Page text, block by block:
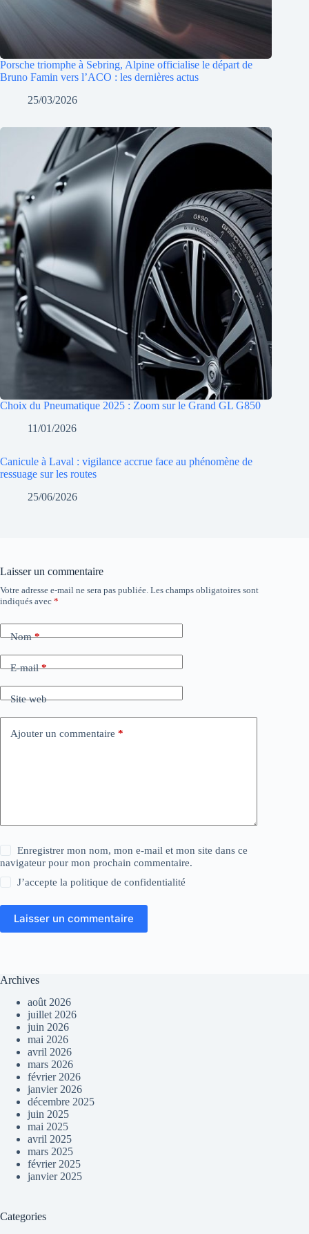
Porsche triomphe à Sebring, Alpine officialise le départ de
Bruno Famin vers l’ACO : les dernières actus
25/03/2026
Choix du Pneumatique 2025 : Zoom sur le Grand GL G850
11/01/2026
Canicule à Laval : vigilance accrue face au phénomène de
ressuage sur les routes
25/06/2026
Laisser un commentaire
Votre adresse e-mail ne sera pas publiée. Les champs obligatoires sont
indiqués avec *
Nom*
E-mail*
Site web
Ajouter un commentaire *
Enregistrer mon nom, mon e-mail et mon site dans ce
navigateur pour mon prochain commentaire.
J’accepte lapolitique de confidentialité
Laisser un commentaire
Archives
août 2026
juillet 2026
juin 2026
mai 2026
avril 2026
mars 2026
février 2026
janvier 2026
décembre 2025
juin 2025
mai 2025
avril 2025
mars 2025
février 2025
janvier 2025
Categories